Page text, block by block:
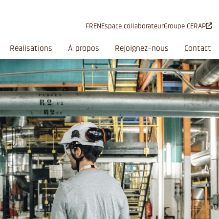
Réalisations À propos Rejoignez-nous Contact
FRENEspace collaborateurGroupe CERAP